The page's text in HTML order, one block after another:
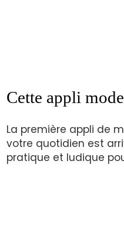
Cette appli
La première appli de
votre quotidien est
pratique et ludique